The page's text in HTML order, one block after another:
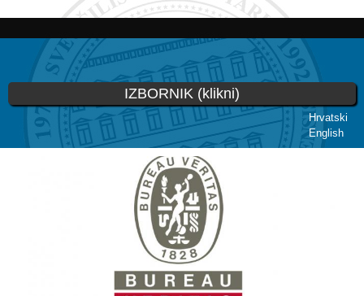
Skoči
glavni
sadržaj
Hrvatski
English
IZBORNIK (klikni)